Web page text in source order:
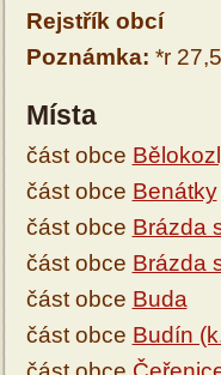
Rejstřík obcí
Poznámka: *r
Místa
část obce
část obce Benátky
část obce Brázda
část obce Brázda
část obce Buda
část obce Budín